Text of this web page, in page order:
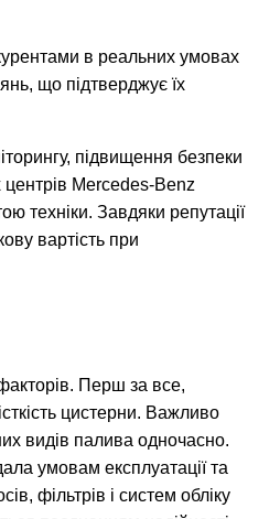
в реальних умовах
що підтверджує їх
підвищення безпеки
Mercedes-Benz
техніки. Завдяки репутації
вартість при
Перш за все,
цистерни. Важливо
видів палива одночасно.
умовам експлуатації та
фільтрів і систем обліку